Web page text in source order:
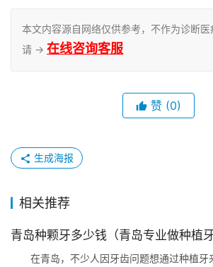
本文内容源自网络仅供参考，不作为诊断
请 → 在线咨询客服
赞 (0)
生成海报
相关推荐
青岛种颗牙多少钱（青岛专业做种植
在青岛，不少人因牙齿问题想通过种植牙